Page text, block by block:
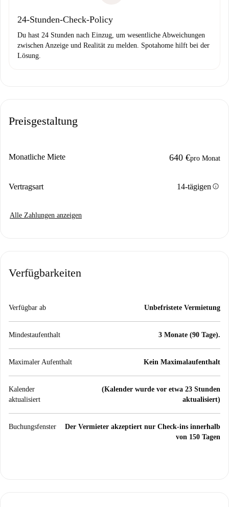
24-Stunden-Check-Policy
Du hast 24 Stunden nach Einzug, um wesentliche Abweichungen
zwischen Anzeige und Realität zu melden. Spotahome hilft bei der
Lösung.
Preisgestaltung
Monatliche Miete 640 €pro Monat
Vertragsart 14-tägigeninfo
Alle Zahlungen anzeigen
Verfügbarkeiten
Verfügbar ab Unbefristete Vermietung
Mindestaufenthalt 3 Monate (90 Tage).
Maximaler Aufenthalt Kein Maximalaufenthalt
Kalender
aktualisiert
(Kalender wurde vor etwa 23 Stunden
aktualisiert)
Buchungsfenster
Der Vermieter akzeptiert nur Check-ins innerhalb
von 150 Tagen